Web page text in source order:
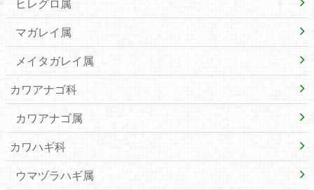
ヒレグロ属
マガレイ属
メイタガレイ属
カワアナゴ科
カワアナゴ属
カワハギ科
ウマヅラハギ属